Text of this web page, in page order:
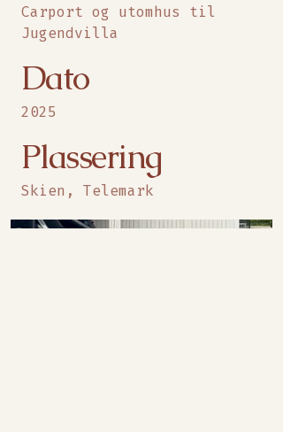
Carport og utomhus til
Jugendvilla
Dato
2025
Plassering
Skien, Telemark